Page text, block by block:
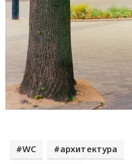
WC архитектура